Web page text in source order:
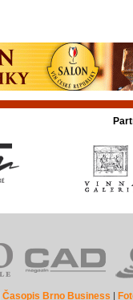
|Časopis Brno Business